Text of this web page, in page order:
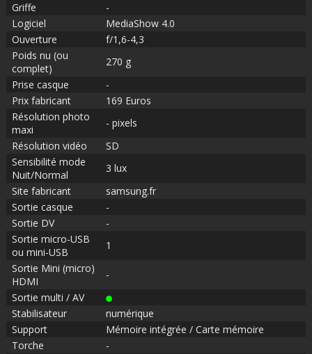
Griffe
-
Logiciel
MediaShow 4.0
Ouverture
f/1,6-4,3
Poids nu (ou
complet)
270 g
Prise casque
-
Prix fabricant
169 Euros
Résolution photo
maxi
- pixels
Résolution vidéo
SD
Sensibilité mode
Nuit/Normal
3 lux
Site fabricant
samsung.fr
Sortie casque
-
Sortie DV
-
Sortie micro-USB
ou mini-USB
1
Sortie Mini (micro)
HDMI
-
Sortie multi / AV
Stabilisateur
numérique
Support
Mémoire intégrée / Carte mémoire
Torche
-